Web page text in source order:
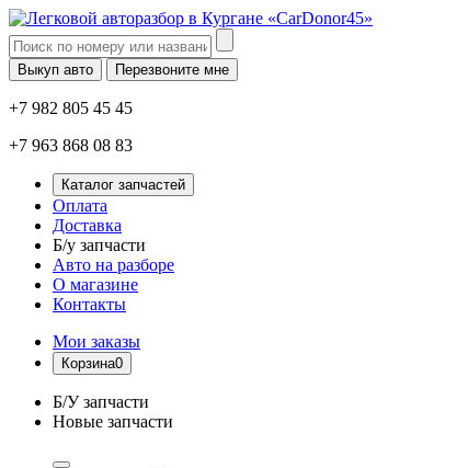
Выкуп авто Перезвоните мне
+7 982 805 45 45
+7 963 868 08 83
Каталог запчастей
Оплата
Доставка
Б/у запчасти
Авто на разборе
О магазине
Контакты
Мои заказы
Корзина0
Б/У запчасти
Новые запчасти